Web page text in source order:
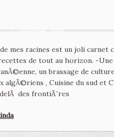
mes racines est un joli
de tout au horizon. -
un brassage de
algÃ©riens , Cuisine du sud et
des frontiÃ¨res